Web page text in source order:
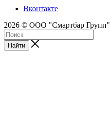
Вконтакте
2026 © ООО "Смартбар Групп"
Найти